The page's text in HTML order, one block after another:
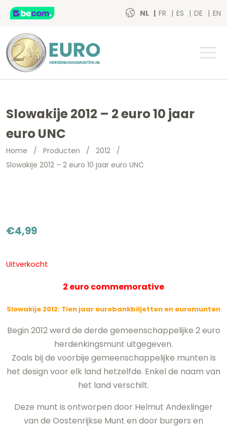
NL FR ES DE EN
Slowakije 2012 – 2 euro 10 jaar
euro UNC
Home / Producten / 2012 /
Slowakije 2012 – 2 euro 10 jaar euro UNC
€4,99
Uitverkocht
2 euro commemorative
Slowakije 2012: Tien jaar eurobankbiljetten en euromunten
Begin 2012 werd de derde gemeenschappelijke 2 euro
herdenkingsmunt uitgegeven.
Zoals bij de voorbije gemeenschappelijke munten is
het design voor elk land hetzelfde. Enkel de naam van
het land verschilt.
Deze munt is ontworpen door Helmut Andexlinger
van de Oostenrijkse Munt en door burgers en